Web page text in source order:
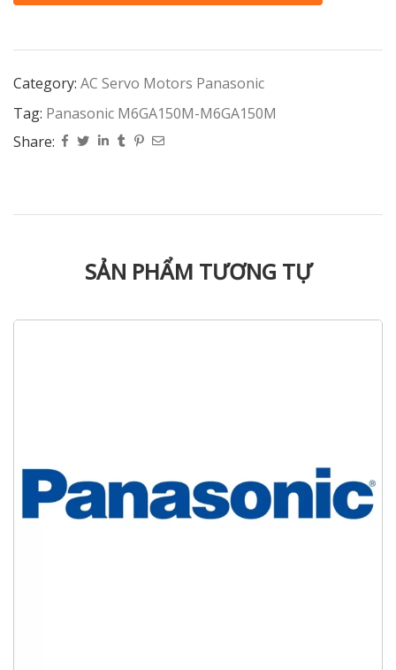
Category: AC Servo Motors Panasonic
Tag: Panasonic M6GA150M-M6GA150M
Share:
SẢN PHẨM TƯƠNG TỰ